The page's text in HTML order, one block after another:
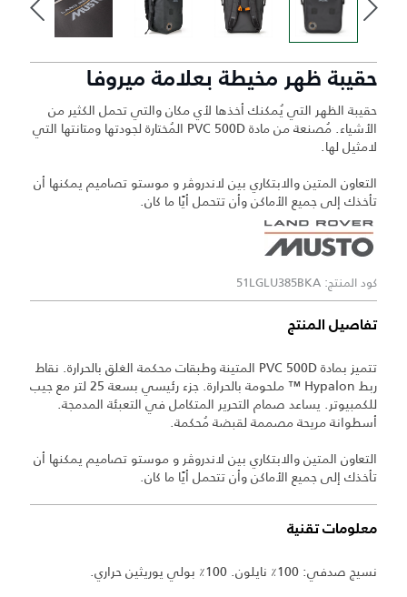
حقيبة ظهر مخيطة بعلامة ميروفا
حقيبة الظهر التي يُمكنك أخذها لأي مكان والتي تحمل الكثير من
الأشياء. مُصنعة من مادة PVC 500D المُختارة لجودتها ومتانتها التي
لامثيل لها.
التعاون المتين والابتكاري بين لاندروڤر و موستو تصاميم يمكنها أن
تأخذك إلى جميع الأماكن وأن تتحمل أيًا ما كان.
كود المنتج: 51LGLU385BKA
تفاصيل المنتج
تتميز بمادة PVC 500D المتينة وطبقات محكمة الغلق بالحرارة. نقاط
ربط Hypalon ™ ملحومة بالحرارة. جزء رئيسي بسعة 25 لتر مع جيب
للكمبيوتر. يساعد صمام التحرير المتكامل في التعبئة المدمجة.
أسطوانة مريحة مصممة لقبضة مُحكمة.
التعاون المتين والابتكاري بين لاندروڤر و موستو تصاميم يمكنها أن
تأخذك إلى جميع الأماكن وأن تتحمل أيًا ما كان.
معلومات تقنية
نسيج صدفي: 100٪ نايلون. 100٪ بولي يوريثين حراري.